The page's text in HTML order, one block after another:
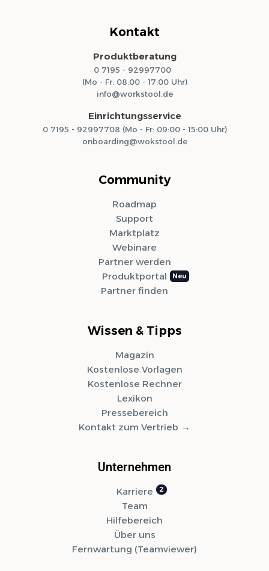
Kontakt
Produktberatung
0 7195 - 92997700
(Mo - Fr: 08:00 - 17:00 Uhr)
info@workstool.de
Einrichtungsservice
0 7195 - 92997708 (Mo - Fr: 09:00 - 15:00 Uhr)
onboarding@wokstool.de
Community
Roadmap
Support
Marktplatz
Webinare
Partner werden
Produktportal
Partner finden
Wissen & Tipps
Magazin
Kostenlose Vorlagen
Kostenlose Rechner
Lexikon
Pressebereich
Kontakt zum Vertrieb
Unternehmen
Karriere
Team
Hilfebereich
Über uns
Fernwartung (Teamviewer)